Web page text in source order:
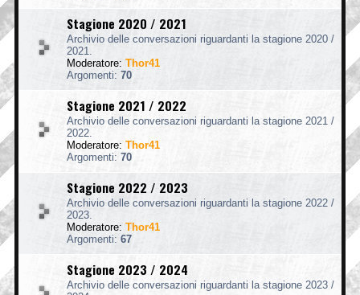
Stagione 2020 / 2021
Archivio delle conversazioni riguardanti la stagione 2020 /
2021.
Moderatore: Thor41
Argomenti: 70
Stagione 2021 / 2022
Archivio delle conversazioni riguardanti la stagione 2021 /
2022.
Moderatore: Thor41
Argomenti: 70
Stagione 2022 / 2023
Archivio delle conversazioni riguardanti la stagione 2022 /
2023.
Moderatore: Thor41
Argomenti: 67
Stagione 2023 / 2024
Archivio delle conversazioni riguardanti la stagione 2023 /